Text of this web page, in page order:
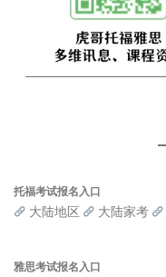
托福考试报名入口
大陆地区 大陆家考
雅思考试报名入口